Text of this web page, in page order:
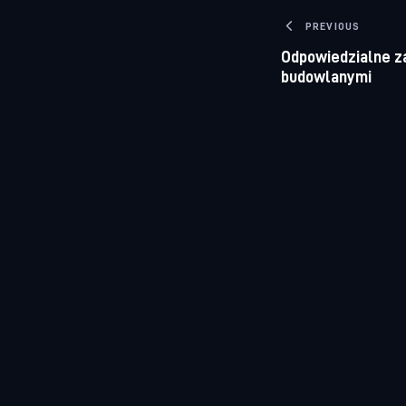
PREVIOUS
Odpowiedzialne
budowlanymi